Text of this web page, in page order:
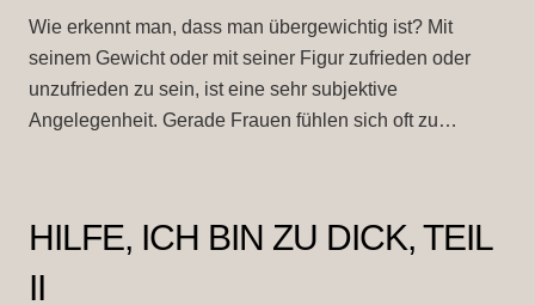
Wie erkennt man, dass man übergewichtig ist? Mit
seinem Gewicht oder mit seiner Figur zufrieden oder
unzufrieden zu sein, ist eine sehr subjektive
Angelegenheit. Gerade Frauen fühlen sich oft zu…
HILFE, ICH BIN ZU DICK, TEIL
II